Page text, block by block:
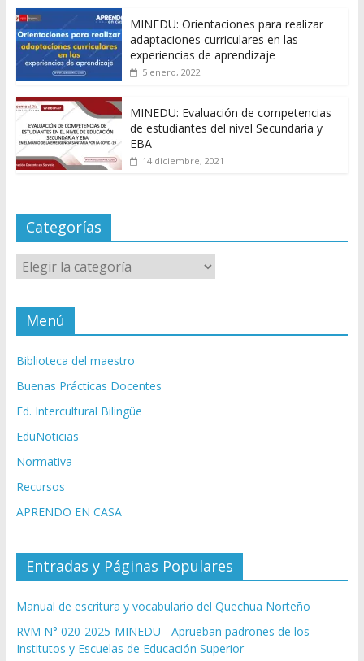
MINEDU: Orientaciones para realizar
adaptaciones curriculares en las
experiencias de aprendizaje
5 enero, 2022
MINEDU: Evaluación de competencias
de estudiantes del nivel Secundaria y
EBA
14 diciembre, 2021
Categorías
Categorías
Menú
Biblioteca del maestro
Buenas Prácticas Docentes
Ed. Intercultural Bilingüe
EduNoticias
Normativa
Recursos
APRENDO EN CASA
Entradas y Páginas Populares
Manual de escritura y vocabulario del Quechua Norteño
RVM N° 020-2025-MINEDU - Aprueban padrones de los
Institutos y Escuelas de Educación Superior